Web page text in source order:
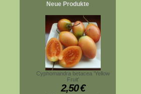
Neue Produkte
Cyphomandra betacea 'Yellow
Fruit'
2,50€